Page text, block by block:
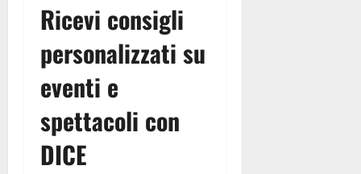
Ricevi consigli
personalizzati su
eventi e
spettacoli con
DICE